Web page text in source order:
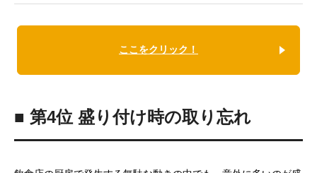
ここをクリック！
■ 第4位 盛り付け時の取り忘れ